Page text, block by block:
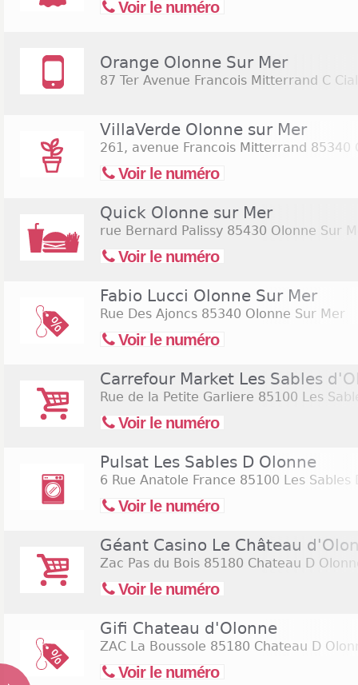
Voir le numéro
Orange Olonne Sur Mer
87 Ter Avenue Francois Mitterrand C
VillaVerde Olonne sur Mer
261, avenue Francois Mitterrand 85340
Voir le numéro
Quick Olonne sur Mer
rue Bernard Palissy 85430 Olonne Sur
Voir le numéro
Fabio Lucci Olonne Sur Mer
Rue Des Ajoncs 85340 Olonne Sur Mer
Voir le numéro
Carrefour Market Les Sables
Rue de la Petite Garliere 85100 Les
Voir le numéro
Pulsat Les Sables D Olonne
6 Rue Anatole France 85100 Les Sables
Voir le numéro
Géant Casino Le Château
Zac Pas du Bois 85180 Chateau D
Voir le numéro
Gifi Chateau d'Olonne
ZAC La Boussole 85180 Chateau D
Voir le numéro